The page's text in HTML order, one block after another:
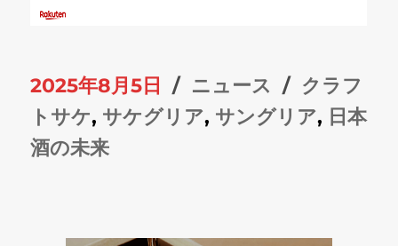
投
稿
日:
2025年8月5日
カ
テ
ニュース
タ
グ
クラフ
トサケ, サケグリア, サングリア, 日本
酒の未来